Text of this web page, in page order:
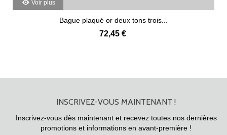
Voir plus
Bague plaqué or deux tons trois...
72,45 €
INSCRIVEZ-VOUS MAINTENANT !
Inscrivez-vous dès maintenant et recevez toutes nos dernières
promotions et informations en avant-première !